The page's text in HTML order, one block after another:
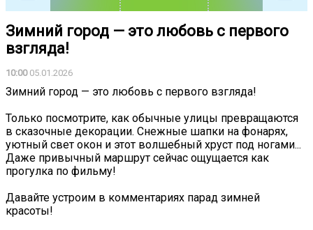
Зимний город — это любовь с первого
взгляда! ️
10:0005.01.2026
Зимний город — это любовь с первого взгляда! ️
Только посмотрите, как обычные улицы превращаются
в сказочные декорации. Снежные шапки на фонарях,
уютный свет окон и этот волшебный хруст под ногами... ️️
Даже привычный маршрут сейчас ощущается как
прогулка по фильму!
Давайте устроим в комментариях парад зимней
красоты!